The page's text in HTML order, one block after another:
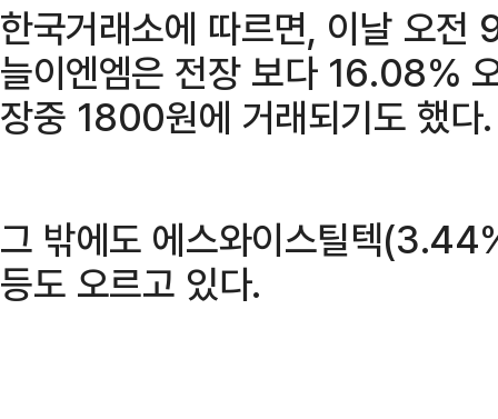
한국거래소에 따르면, 이날 오전
늘이엔엠은 전장 보다 16.08%
장중 1800원에 거래되기도 했다.
그 밖에도 에스와이스틸텍
등도 오르고 있다.